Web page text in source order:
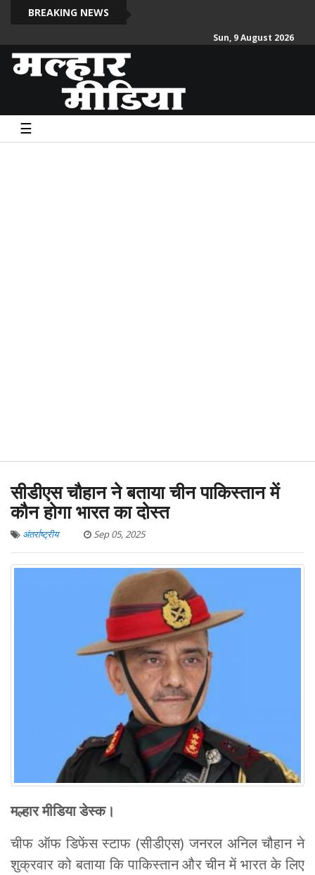
BREAKING NEWS
Sun, 9 August 2026
☰
सीडीएस चौहान ने बताया चीन पाकिस्तान में
कौन होगा भारत का दोस्त
अंतर्राष्ट्रीय Sep 05, 2025
मल्हार मीडिया डेस्क।
चीफ ऑफ डिफेंस स्टाफ (सीडीएस) जनरल अनिल चौहान ने
शुक्रवार को बताया कि पाकिस्तान और चीन में भारत के लिए